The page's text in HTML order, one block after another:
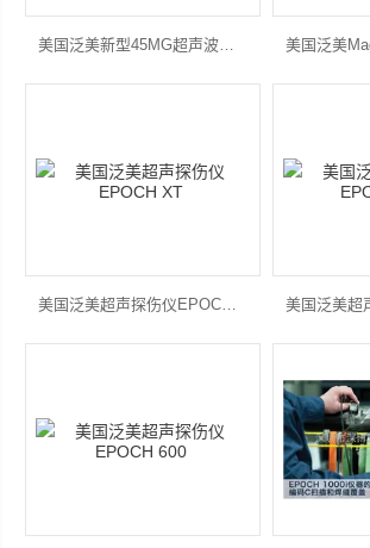
美国泛美新型45MG超声波测厚仪
美国泛美超声探伤仪EPOCH XT